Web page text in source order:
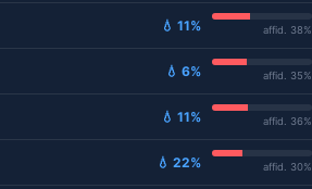
💧 11% affid. 38%
💧 6% affid. 35%
💧 11% affid. 36%
💧 22% affid. 30%